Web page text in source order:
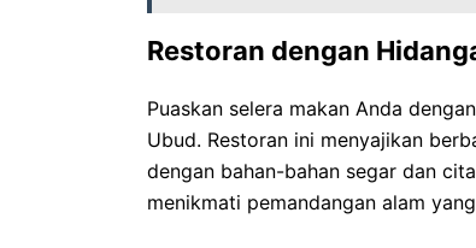
Restoran dengan
Puaskan selera makan Anda
Ubud. Restoran ini menyajikan
dengan bahan-bahan segar dan
menikmati pemandangan alam